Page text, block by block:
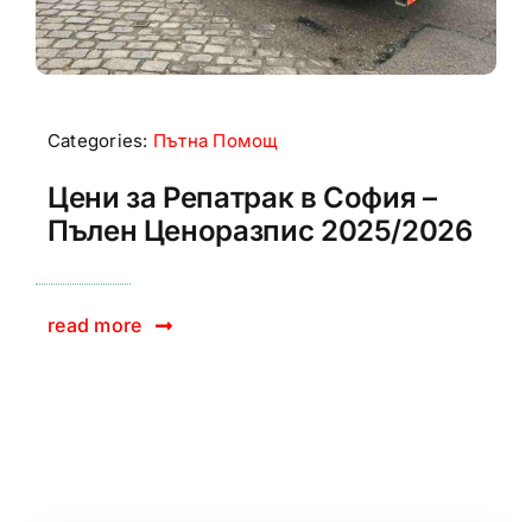
Categories: Пътна Помощ
Цени за Репатрак в София –
Пълен Ценоразпис 2025/2026
read more